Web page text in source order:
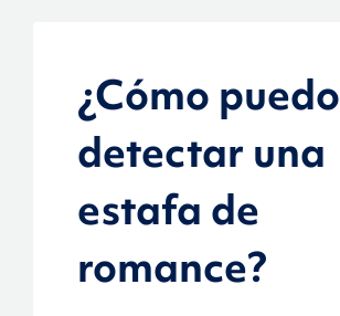
¿Cómo puedo
detectar una
estafa de
romance?